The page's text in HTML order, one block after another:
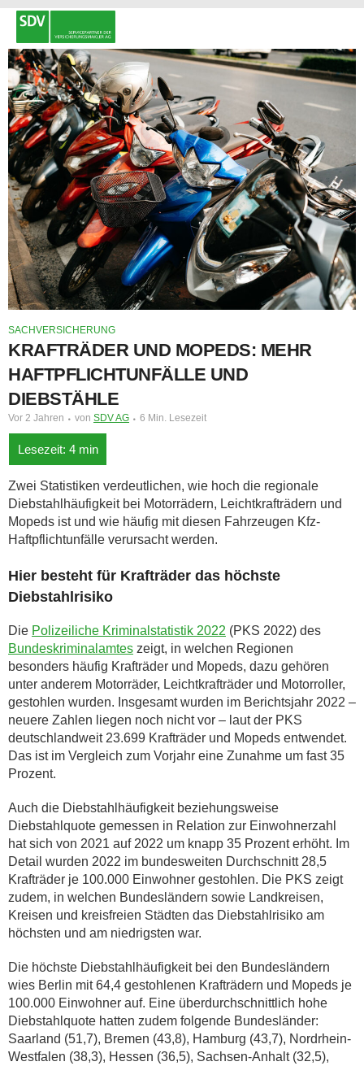
SACHVERSICHERUNG
KRAFTRÄDER UND MOPEDS: MEHR
HAFTPFLICHTUNFÄLLE UND
DIEBSTÄHLE
Vor 2 Jahren von SDV AG 6 Min. Lesezeit
Zwei Statistiken verdeutlichen, wie hoch die regionale
Diebstahlhäufigkeit bei Motorrädern, Leichtkrafträdern und
Mopeds ist und wie häufig mit diesen Fahrzeugen Kfz-
Haftpflichtunfälle verursacht werden.
Hier besteht für Krafträder das höchste
Diebstahlrisiko
Die Polizeiliche Kriminalstatistik 2022 (PKS 2022) des
Bundeskriminalamtes zeigt, in welchen Regionen
besonders häufig Krafträder und Mopeds, dazu gehören
unter anderem Motorräder, Leichtkrafträder und Motorroller,
gestohlen wurden. Insgesamt wurden im Berichtsjahr 2022 –
neuere Zahlen liegen noch nicht vor – laut der PKS
deutschlandweit 23.699 Krafträder und Mopeds entwendet.
Das ist im Vergleich zum Vorjahr eine Zunahme um fast 35
Prozent.
Auch die Diebstahlhäufigkeit beziehungsweise
Diebstahlquote gemessen in Relation zur Einwohnerzahl
hat sich von 2021 auf 2022 um knapp 35 Prozent erhöht. Im
Detail wurden 2022 im bundesweiten Durchschnitt 28,5
Krafträder je 100.000 Einwohner gestohlen. Die PKS zeigt
zudem, in welchen Bundesländern sowie Landkreisen,
Kreisen und kreisfreien Städten das Diebstahlrisiko am
höchsten und am niedrigsten war.
Die höchste Diebstahlhäufigkeit bei den Bundesländern
wies Berlin mit 64,4 gestohlenen Krafträdern und Mopeds je
100.000 Einwohner auf. Eine überdurchschnittlich hohe
Diebstahlquote hatten zudem folgende Bundesländer:
Saarland (51,7), Bremen (43,8), Hamburg (43,7), Nordrhein-
Westfalen (38,3), Hessen (36,5), Sachsen-Anhalt (32,5),